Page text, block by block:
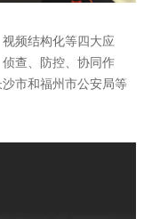
维信息通讯
频结构化等四大应
查、防控、协同作
市和福州市公安局等